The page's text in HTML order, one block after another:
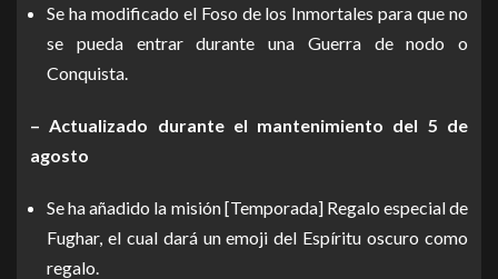
Se ha modificado el Foso de los Inmortales para que no
se pueda entrar durante una Guerra de nodo o
Conquista.
– Actualizado durante el mantenimiento del 5 de
agosto
Se ha añadido la misión [Temporada] Regalo especial de
Fughar, el cual dará un emoji del Espíritu oscuro como
regalo.